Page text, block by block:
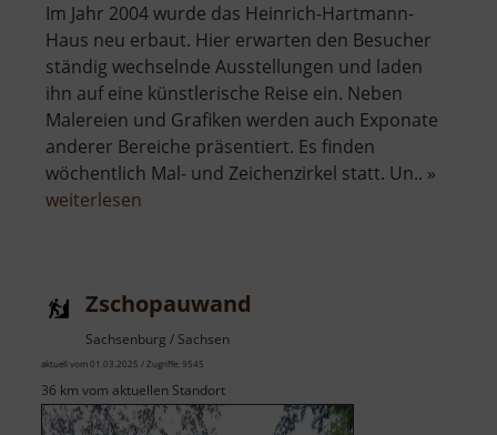
Im Jahr 2004 wurde das Heinrich-Hartmann-
Haus neu erbaut. Hier erwarten den Besucher
ständig wechselnde Ausstellungen und laden
ihn auf eine künstlerische Reise ein. Neben
Malereien und Grafiken werden auch Exponate
anderer Bereiche präsentiert. Es finden
wöchentlich Mal- und Zeichenzirkel statt. Un.. »
weiterlesen
Zschopauwand
Sachsenburg / Sachsen
aktuell vom 01.03.2025 / Zugriffe: 9545
36 km vom aktuellen Standort